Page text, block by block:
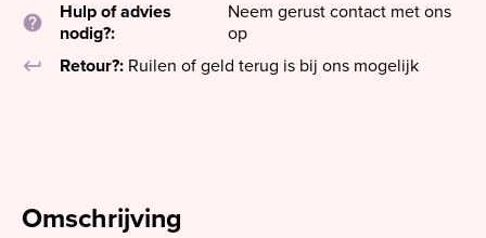
help
Hulp of advies
nodig?:
Neem gerust contact met ons
op
keyboard_return
Retour?: Ruilen of geld terug is bij ons mogelijk
Omschrijving